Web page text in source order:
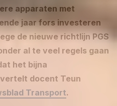
apparaten met
jaar fors investeren
de nieuwe richtlijn PGS
al te veel regels gaan
het bijna
docent Teun
Transport.